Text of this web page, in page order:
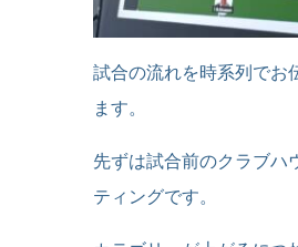
試合の流れを時系列でお
ます。
先ずは試合前のクラブハ
ティングです。